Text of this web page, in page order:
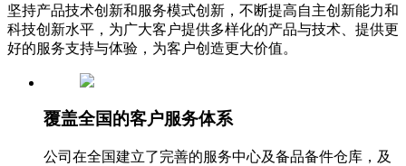
坚持产品技术创新和服务模式创新，不断提高自主创新能力和
科技创新水平，为广大客户提供多样化的产品与技术、提供更
好的服务支持与体验，为客户创造更大价值。
覆盖全国的客户服务体系
公司在全国建立了完善的服务中心及备品备件仓库，及